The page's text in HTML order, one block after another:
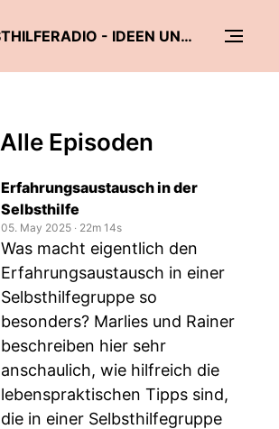
SELBSTHILFERADIO - IDEEN UND IMPULSE VON UND FÜR SELBSTHILFEGRUPPEN
Alle Episoden
Erfahrungsaustausch in der
Selbsthilfe
05. May 2025 ‧ 22m 14s
Was macht eigentlich den
Erfahrungsaustausch in einer
Selbsthilfegruppe so
besonders? Marlies und Rainer
beschreiben hier sehr
anschaulich, wie hilfreich die
lebenspraktischen Tipps sind,
die in einer Selbsthilfegruppe